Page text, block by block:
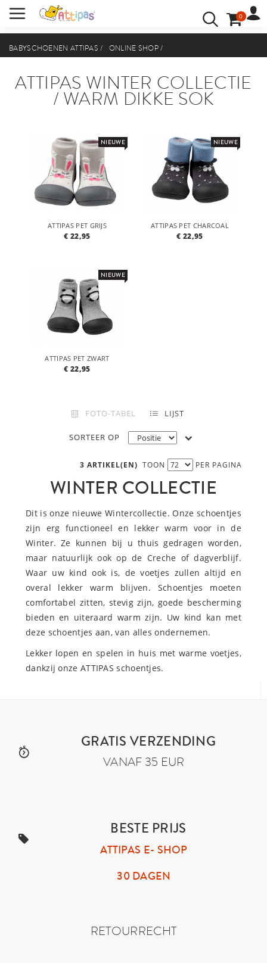
0
BABYSCHOENEN ATTIPAS / ONLINE SHOP /
ATTIPAS WINTER COLLECTIE / WARM DIKKE SOK
ATTIPAS WINTER COLLECTIE
/ WARM DIKKE SOK
NIEUWE
ATTIPAS PET GRIJS
€ 22,95
NIEUWE
ATTIPAS PET CHARCOAL
€ 22,95
NIEUWE
ATTIPAS PET ZWART
€ 22,95
FOTO-TABEL LIJST
SORTEER OP
3 ARTIKEL(EN) TOON PER PAGINA
WINTER COLLECTIE
Dit is onze nieuwe Wintercollectie. Onze schoentjes
zijn erg functioneel en lekker warm voor in de
Winter. Ze kunnen bij u thuis gedragen worden,
maar natuurlijk ook op de Creche of dagverblijf.
Waar uw kind ook is, de voetjes zullen altijd en
overal lekker warm blijven. Schoentjes moeten
comfortabel zitten, stevig zijn, goede bescherming
bieden en uiteraard warm zijn. Uw kind kan met
deze schoentjes aan, van alles ondernemen.
Lekker lopen en spelen in huis met warme voetjes,
dankzij onze ATTIPAS schoentjes.
GRATIS VERZENDING
VANAF 35 EUR
BESTE PRIJS
ATTIPAS E- SHOP
30 DAGEN
RETOURRECHT